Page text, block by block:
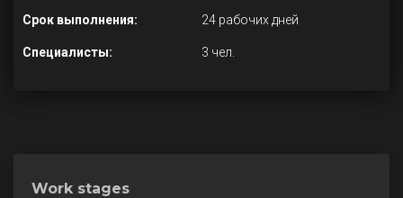
Срок выполнения: 24 рабочих дней
Специалисты: 3 чел.
Work stages